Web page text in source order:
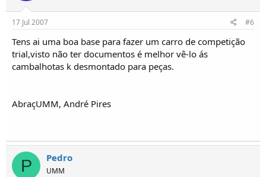
17 Jul 2007 #6
Tens ai uma boa base para fazer um carro de competição
trial,visto não ter documentos é melhor vê-lo ás
cambalhotas k desmontado para peças.
AbraçUMM, André Pires
P Pedro
UMM